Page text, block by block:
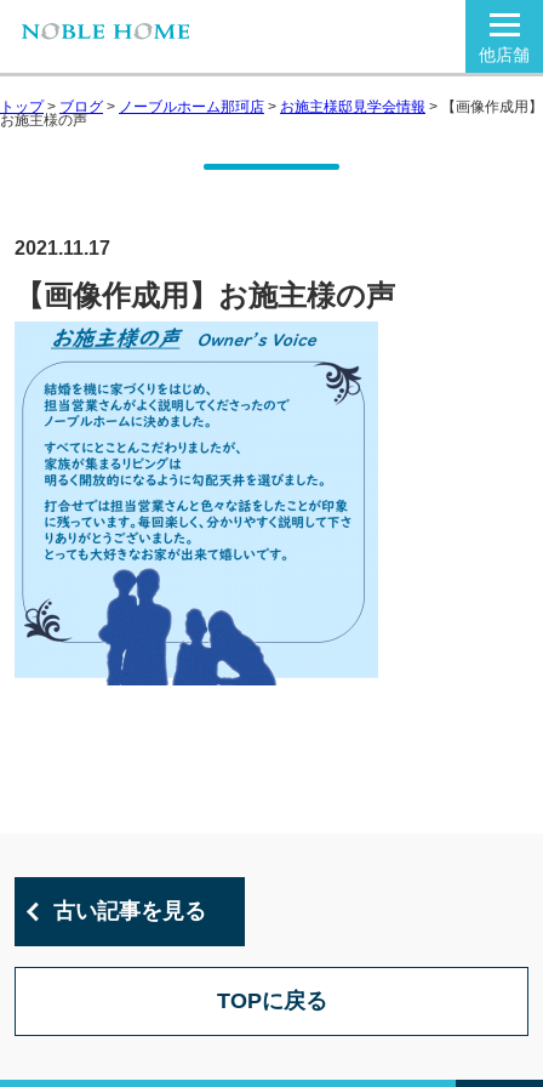
他店舗
トップ> ブログ > ノーブルホーム那珂店 > お施主様邸見学会情報 > 【画像作成用】
お施主様の声
2021.11.17
【画像作成用】お施主様の声
古い記事を見る
TOPに戻る